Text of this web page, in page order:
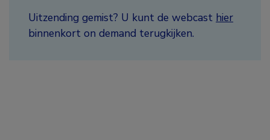
Uitzending gemist? U kunt de webcast hier
binnenkort on demand terugkijken.